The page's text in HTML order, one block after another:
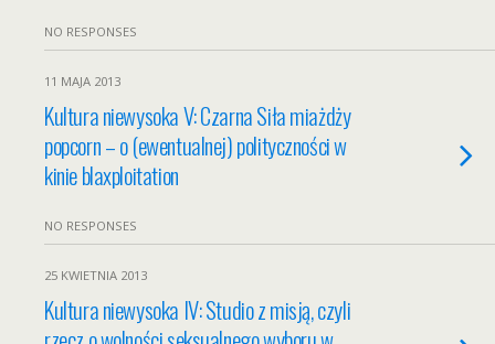
NO RESPONSES
11 MAJA 2013
Kultura niewysoka V: Czarna Siła miażdży
popcorn – o (ewentualnej) polityczności w
kinie blaxploitation
NO RESPONSES
25 KWIETNIA 2013
Kultura niewysoka IV: Studio z misją, czyli